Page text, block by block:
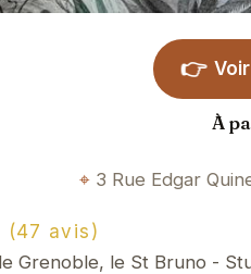
👉
À
3 Rue Edgar
(47 avis)
Grenoble, le St Bruno -